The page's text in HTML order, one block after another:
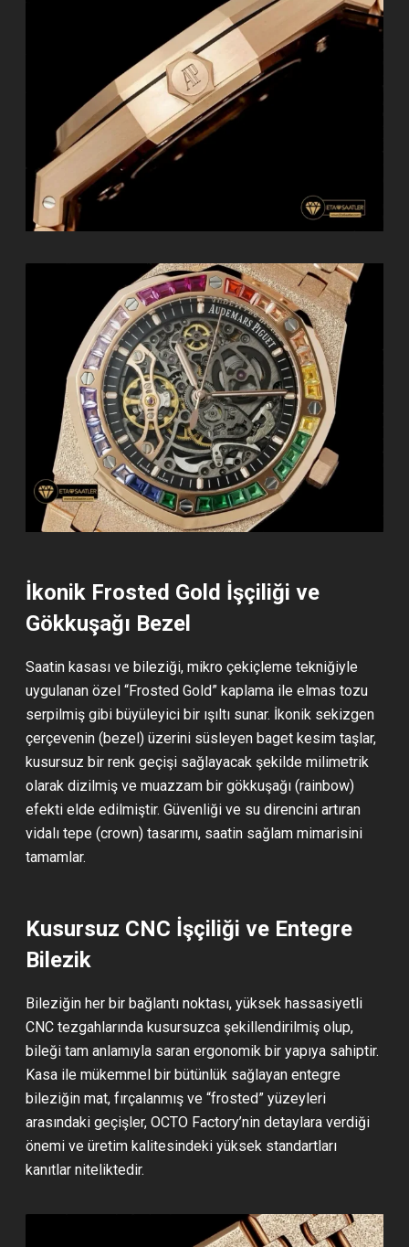
İkonik Frosted Gold İşçiliği ve
Gökkuşağı Bezel
Saatin kasası ve bileziği, mikro çekiçleme tekniğiyle
uygulanan özel “Frosted Gold” kaplama ile elmas tozu
serpilmiş gibi büyüleyici bir ışıltı sunar. İkonik sekizgen
çerçevenin (bezel) üzerini süsleyen baget kesim taşlar,
kusursuz bir renk geçişi sağlayacak şekilde milimetrik
olarak dizilmiş ve muazzam bir gökkuşağı (rainbow)
efekti elde edilmiştir. Güvenliği ve su direncini artıran
vidalı tepe (crown) tasarımı, saatin sağlam mimarisini
tamamlar.
Kusursuz CNC İşçiliği ve Entegre
Bilezik
Bileziğin her bir bağlantı noktası, yüksek hassasiyetli
CNC tezgahlarında kusursuzca şekillendirilmiş olup,
bileği tam anlamıyla saran ergonomik bir yapıya sahiptir.
Kasa ile mükemmel bir bütünlük sağlayan entegre
bileziğin mat, fırçalanmış ve “frosted” yüzeyleri
arasındaki geçişler, OCTO Factory’nin detaylara verdiği
önemi ve üretim kalitesindeki yüksek standartları
kanıtlar niteliktedir.